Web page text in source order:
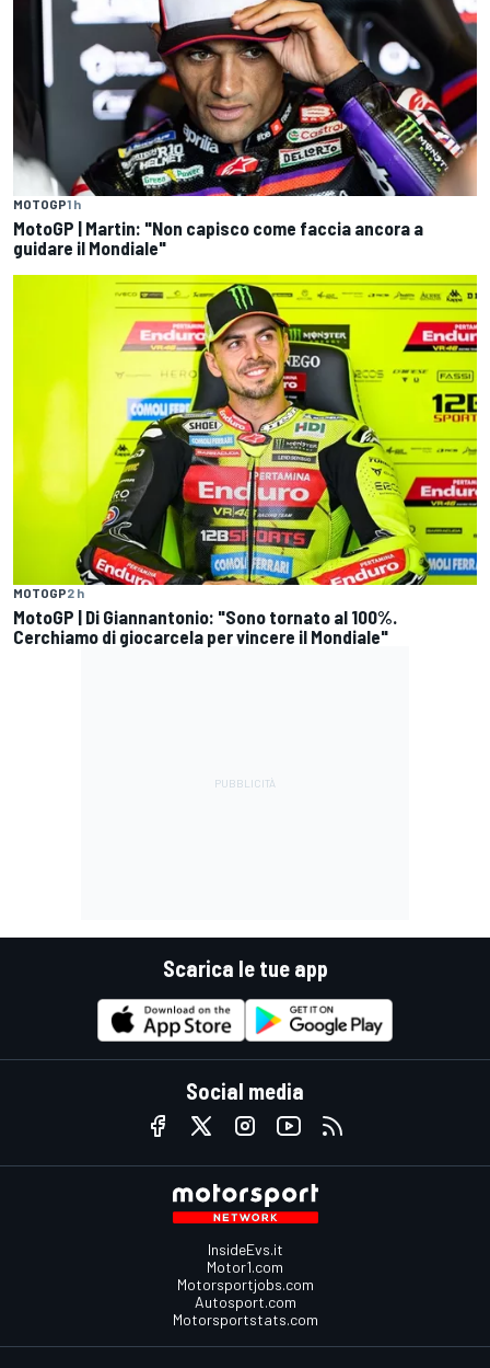
MOTOGP1 h
MotoGP | Martin: "Non capisco come faccia ancora a
guidare il Mondiale"
MOTOGP2 h
MotoGP | Di Giannantonio: "Sono tornato al 100%.
Cerchiamo di giocarcela per vincere il Mondiale"
Scarica le tue app
Social media
InsideEvs.it
Motor1.com
Motorsportjobs.com
Autosport.com
Motorsportstats.com